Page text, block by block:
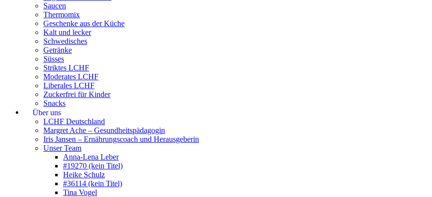
Saucen
Thermomix
Geschenke aus der Küche
Kalt und lecker
Schwedisches
Getränke
Süsses
Striktes LCHF
Moderates LCHF
Liberales LCHF
Zuckerfrei für Kinder
Snacks
Über uns
LCHF Deutschland
Margret Ache – Gesundheitspädagogin
Iris Jansen – Ernährungscoach und Herausgeberin
Unser Team
Anna-Lena Leber
#19270 (kein Titel)
Heike Schulz
#36114 (kein Titel)
Tina Vogel